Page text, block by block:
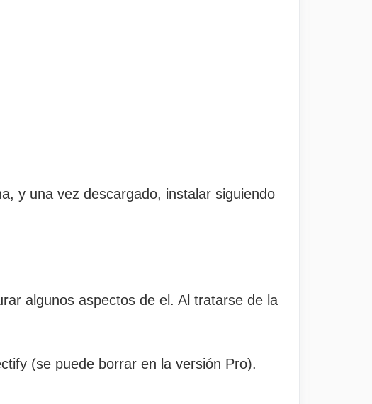
y una vez descargado, instalar siguiendo
algunos aspectos de el. Al tratarse de la
(se puede borrar en la versión Pro).